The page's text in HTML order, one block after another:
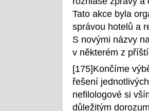
Tato akce byla
správou hotelů a
S novými názvy
v některém z
[175]Končíme
řešení
nefilologové si
důležitým